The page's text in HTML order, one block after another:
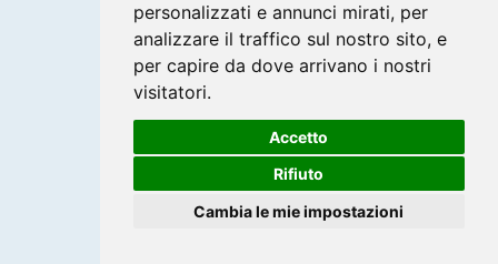
personalizzati e annunci mirati, per
analizzare il traffico sul nostro sito, e
per capire da dove arrivano i nostri
visitatori.
Accetto
Rifiuto
Cambia le mie impostazioni